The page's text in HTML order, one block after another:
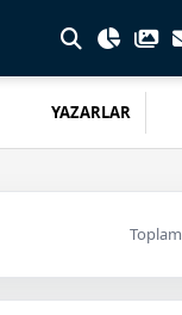
YAZARLAR
Toplam